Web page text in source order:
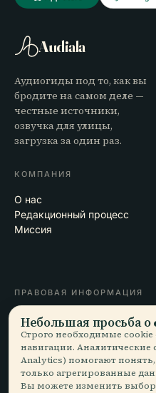
Audiala
Аудиогиды под то, как вы
бродите на самом деле —
честные источники,
озвучка для улицы,
загрузка за один раз.
КОМПАНИЯ
О нас
Редакционный процесс
Миссия
ПРАВОВАЯ ИНФОРМАЦИЯ
Конфиденциальность
Условия
Настройки cookie
Удалить аккаунт
Небольшая просьба о
Строго необходимые
навигации. Аналитические
Analytics) помогают
только агрегированные
Вы можете изменить